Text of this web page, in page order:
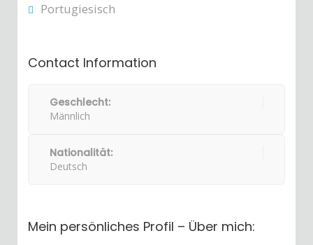
Portugiesisch
Contact Information
Geschlecht:
Männlich
Nationalität:
Deutsch
Mein persönliches Profil – Über mich: